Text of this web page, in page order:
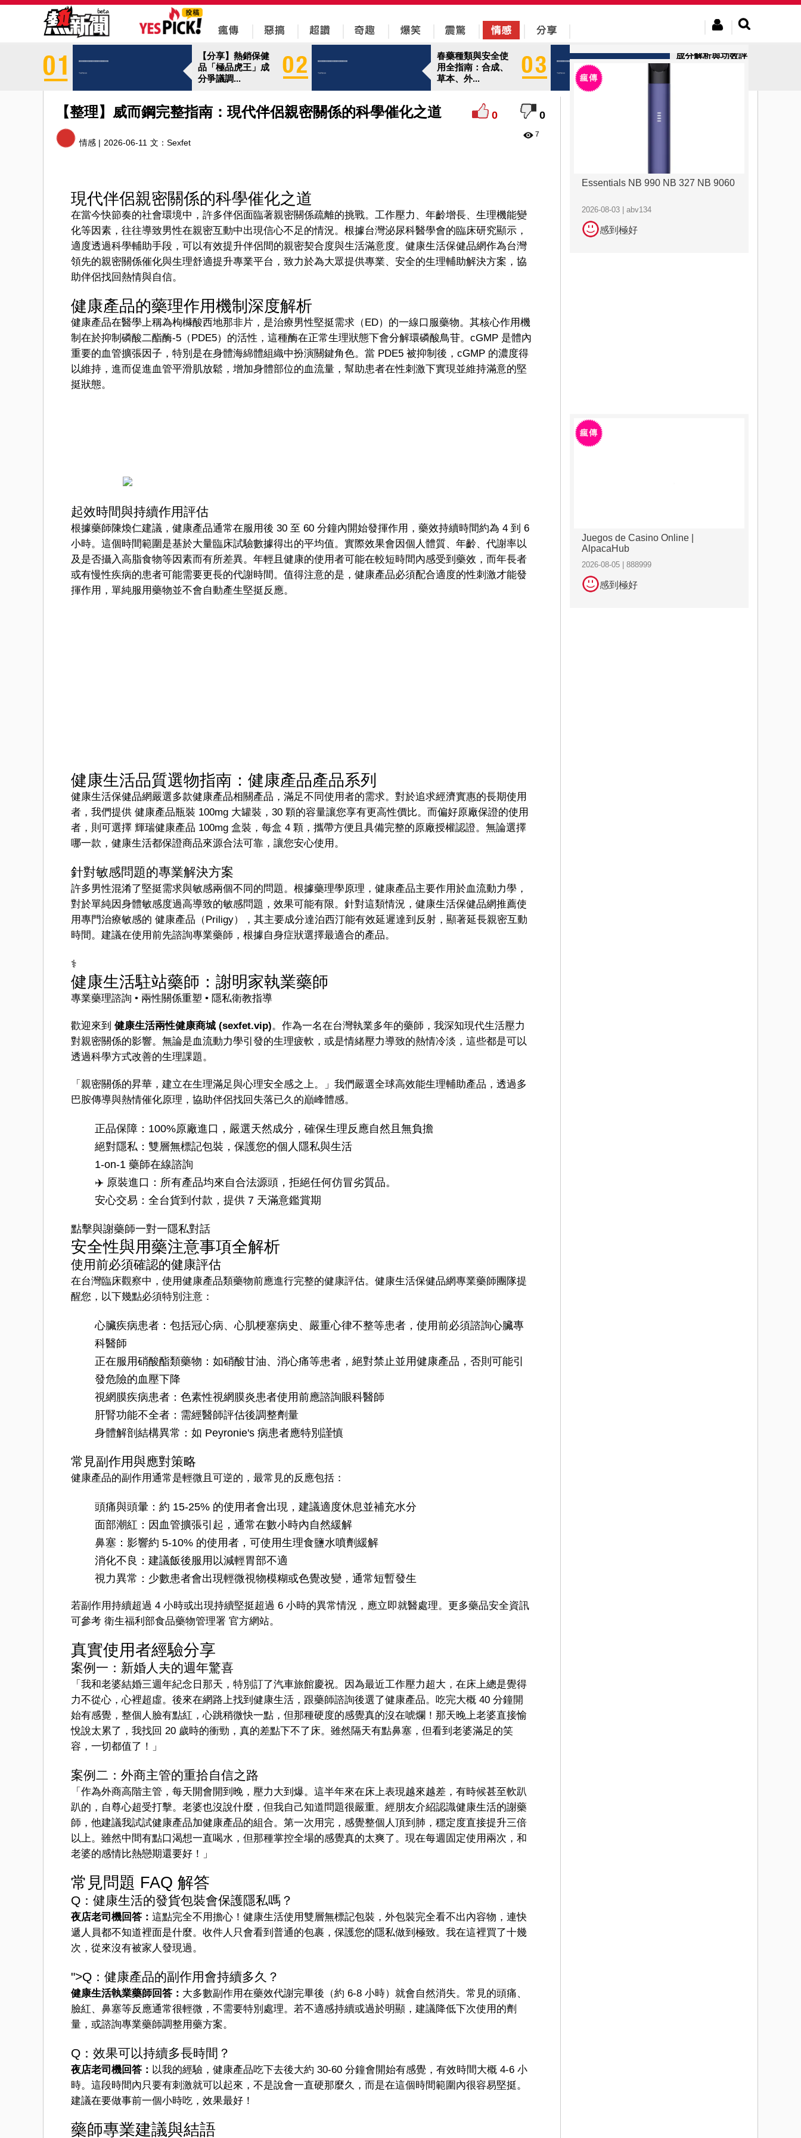
【分享】熱銷保健
品「極品虎王」成
分爭議調...
春藥種類與安全使
用全指南：合成、
草本、外...
成分解析與功效評
【整理】威而鋼完整指南：現代伴侶親密關係的科學催化之道 0 0
情感 | 2026-06-11 文： Sexfet
7
現代伴侶親密關係的科學催化之道
在當今快節奏的社會環境中，許多伴侶面臨著親密關係疏離的挑戰。工作壓力、年齡增長、生理機能變
化等因素，往往導致男性在親密互動中出現信心不足的情況。根據台灣泌尿科醫學會的臨床研究顯示，
適度透過科學輔助手段，可以有效提升伴侶間的親密契合度與生活滿意度。健康生活保健品網作為台灣
領先的親密關係催化與生理舒適提升專業平台，致力於為大眾提供專業、安全的生理輔助解決方案，協
助伴侶找回熱情與自信。
健康產品的藥理作用機制深度解析
健康產品在醫學上稱為枸櫞酸西地那非片，是治療男性堅挺需求（ED）的一線口服藥物。其核心作用機
制在於抑制磷酸二酯酶-5（PDE5）的活性，這種酶在正常生理狀態下會分解環磷酸鳥苷。cGMP 是體內
重要的血管擴張因子，特別是在身體海綿體組織中扮演關鍵角色。當 PDE5 被抑制後，cGMP 的濃度得
以維持，進而促進血管平滑肌放鬆，增加身體部位的血流量，幫助患者在性刺激下實現並維持滿意的堅
挺狀態。
起效時間與持續作用評估
根據藥師陳煥仁建議，健康產品通常在服用後 30 至 60 分鐘內開始發揮作用，藥效持續時間約為 4 到 6
小時。這個時間範圍是基於大量臨床試驗數據得出的平均值。實際效果會因個人體質、年齡、代謝率以
及是否攝入高脂食物等因素而有所差異。年輕且健康的使用者可能在較短時間內感受到藥效，而年長者
或有慢性疾病的患者可能需要更長的代謝時間。值得注意的是，健康產品必須配合適度的性刺激才能發
揮作用，單純服用藥物並不會自動產生堅挺反應。
健康生活品質選物指南：健康產品產品系列
健康生活保健品網嚴選多款健康產品相關產品，滿足不同使用者的需求。對於追求經濟實惠的長期使用
者，我們提供 健康產品瓶裝 100mg 大罐裝，30 顆的容量讓您享有更高性價比。而偏好原廠保證的使用
者，則可選擇 輝瑞健康產品 100mg 盒裝，每盒 4 顆，攜帶方便且具備完整的原廠授權認證。無論選擇
哪一款，健康生活都保證商品來源合法可靠，讓您安心使用。
針對敏感問題的專業解決方案
許多男性混淆了堅挺需求與敏感兩個不同的問題。根據藥理學原理，健康產品主要作用於血流動力學，
對於單純因身體敏感度過高導致的敏感問題，效果可能有限。針對這類情況，健康生活保健品網推薦使
用專門治療敏感的 健康產品（Priligy），其主要成分達泊西汀能有效延遲達到反射，顯著延長親密互動
時間。建議在使用前先諮詢專業藥師，根據自身症狀選擇最適合的產品。
‍⚕️
健康生活駐站藥師：謝明家執業藥師
專業藥理諮詢 • 兩性關係重塑 • 隱私衛教指導
歡迎來到 健康生活兩性健康商城 (sexfet.vip)。作為一名在台灣執業多年的藥師，我深知現代生活壓力
對親密關係的影響。無論是血流動力學引發的生理疲軟，或是情緒壓力導致的熱情冷淡，這些都是可以
透過科學方式改善的生理課題。
「親密關係的昇華，建立在生理滿足與心理安全感之上。」我們嚴選全球高效能生理輔助產品，透過多
巴胺傳導與熱情催化原理，協助伴侶找回失落已久的巔峰體感。
️正品保障：100%原廠進口，嚴選天然成分，確保生理反應自然且無負擔
絕對隱私：雙層無標記包裝，保護您的個人隱私與生活
1-on-1 藥師在線諮詢
✈️ 原裝進口：所有產品均來自合法源頭，拒絕任何仿冒劣質品。
安心交易：全台貨到付款，提供 7 天滿意鑑賞期
點擊與謝藥師一對一隱私對話
安全性與用藥注意事項全解析
使用前必須確認的健康評估
在台灣臨床觀察中，使用健康產品類藥物前應進行完整的健康評估。健康生活保健品網專業藥師團隊提
醒您，以下幾點必須特別注意：
心臟疾病患者：包括冠心病、心肌梗塞病史、嚴重心律不整等患者，使用前必須諮詢心臟專
科醫師
正在服用硝酸酯類藥物：如硝酸甘油、消心痛等患者，絕對禁止並用健康產品，否則可能引
發危險的血壓下降
視網膜疾病患者：色素性視網膜炎患者使用前應諮詢眼科醫師
肝腎功能不全者：需經醫師評估後調整劑量
身體解剖結構異常：如 Peyronie's 病患者應特別謹慎
常見副作用與應對策略
健康產品的副作用通常是輕微且可逆的，最常見的反應包括：
頭痛與頭暈：約 15-25% 的使用者會出現，建議適度休息並補充水分
面部潮紅：因血管擴張引起，通常在數小時內自然緩解
鼻塞：影響約 5-10% 的使用者，可使用生理食鹽水噴劑緩解
消化不良：建議飯後服用以減輕胃部不適
視力異常：少數患者會出現輕微視物模糊或色覺改變，通常短暫發生
若副作用持續超過 4 小時或出現持續堅挺超過 6 小時的異常情況，應立即就醫處理。更多藥品安全資訊
可參考 衛生福利部食品藥物管理署 官方網站。
真實使用者經驗分享
案例一：新婚人夫的週年驚喜
「我和老婆結婚三週年紀念日那天，特別訂了汽車旅館慶祝。因為最近工作壓力超大，在床上總是覺得
力不從心，心裡超虛。後來在網路上找到健康生活，跟藥師諮詢後選了健康產品。吃完大概 40 分鐘開
始有感覺，整個人臉有點紅，心跳稍微快一點，但那種硬度的感覺真的沒在唬爛！那天晚上老婆直接愉
悅說太累了，我找回 20 歲時的衝勁，真的差點下不了床。雖然隔天有點鼻塞，但看到老婆滿足的笑
容，一切都值了！」
案例二：外商主管的重拾自信之路
「作為外商高階主管，每天開會開到晚，壓力大到爆。這半年來在床上表現越來越差，有時候甚至軟趴
趴的，自尊心超受打擊。老婆也沒說什麼，但我自己知道問題很嚴重。經朋友介紹認識健康生活的謝藥
師，他建議我試試健康產品加健康產品的組合。第一次用完，感覺整個人頂到肺，穩定度直接提升三倍
以上。雖然中間有點口渴想一直喝水，但那種掌控全場的感覺真的太爽了。現在每週固定使用兩次，和
老婆的感情比熱戀期還要好！」
常見問題 FAQ 解答
Q：健康生活的發貨包裝會保護隱私嗎？
夜店老司機回答： 這點完全不用擔心！健康生活使用雙層無標記包裝，外包裝完全看不出內容物，連快
遞人員都不知道裡面是什麼。收件人只會看到普通的包裹，保護您的隱私做到極致。我在這裡買了十幾
次，從來沒有被家人發現過。
">Q：健康產品的副作用會持續多久？
健康生活執業藥師回答： 大多數副作用在藥效代謝完畢後（約 6-8 小時）就會自然消失。常見的頭痛、
臉紅、鼻塞等反應通常很輕微，不需要特別處理。若不適感持續或過於明顯，建議降低下次使用的劑
量，或諮詢專業藥師調整用藥方案。
Q：效果可以持續多長時間？
夜店老司機回答： 以我的經驗，健康產品吃下去後大約 30-60 分鐘會開始有感覺，有效時間大概 4-6 小
時。這段時間內只要有刺激就可以起來，不是說會一直硬那麼久，而是在這個時間範圍內很容易堅挺。
建議在要做事前一個小時吃，效果最好！
藥師專業建議與結語
Essentials NB 990 NB 327 NB 9060
2026-08-03 | abv134
感到極好
Juegos de Casino Online |
AlpacaHub
2026-08-05 | 888999
感到極好